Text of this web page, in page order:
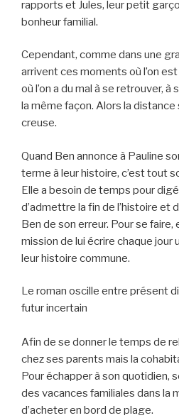
rapports et Jules, leur petit
bonheur familial.
Cependant, comme dans une
arrivent ces moments où l’on
où l’on a du mal à se retrouver, à
la même façon. Alors la distance
creuse.
Quand Ben annonce à Pauline
terme à leur histoire, c’est tout
Elle a besoin de temps pour
d’admettre la fin de l’histoire et
Ben de son erreur. Pour se
mission de lui écrire chaque jour
leur histoire commune.
Le roman oscille entre présent
futur incertain
Afin de se donner le temps de
chez ses parents mais la
Pour échapper à son quotidien,
des vacances familiales dans la
d’acheter en bord de plage.